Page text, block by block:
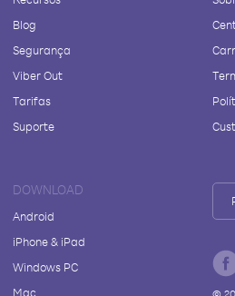
Blog
Segurança
Viber Out
Tarifas
Suporte
DOWNLOAD
Android
iPhone & iPad
Windows PC
Mac